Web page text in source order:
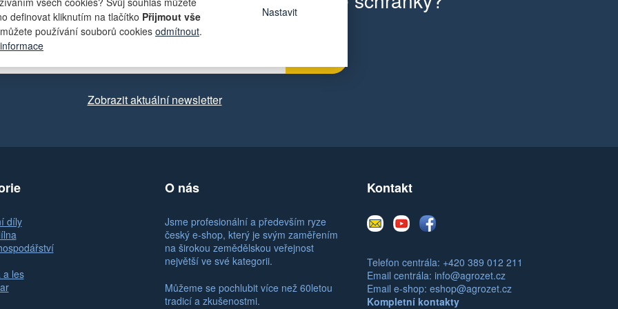
definovat kliknutím na tlačítko Přijmout vše
používání souborů cookies odmítnout.
Nastavit
Zobrazit aktuální newsletter
díly
a les
O nás
Jsme profesionální a především ryze
český e-shop, který je svým zaměřením
na širokou zemědělskou veřejnost
největší ve své kategorii.
Můžeme se pochlubit více než 60letou
tradicí a zkušenostmi.
Kontakt
E-
mail
YoutubeFacebook
Telefon centrála: +420 389 012 211
Email centrála: info@agrozet.cz
Email e-shop: eshop@agrozet.cz
Kompletní kontakty